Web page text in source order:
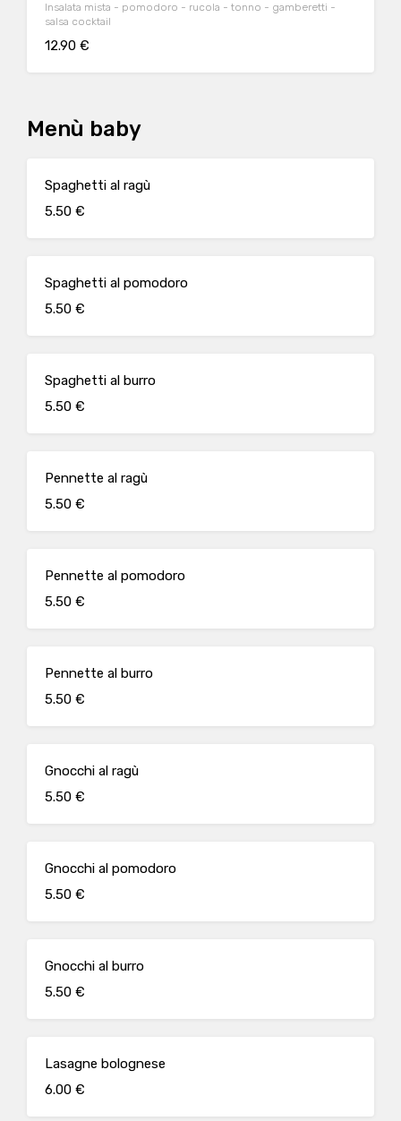
Insalata mista - pomodoro - rucola - tonno - gamberetti -
salsa cocktail
12.90 €
Menù baby
Spaghetti al ragù
5.50 €
Spaghetti al pomodoro
5.50 €
Spaghetti al burro
5.50 €
Pennette al ragù
5.50 €
Pennette al pomodoro
5.50 €
Pennette al burro
5.50 €
Gnocchi al ragù
5.50 €
Gnocchi al pomodoro
5.50 €
Gnocchi al burro
5.50 €
Lasagne bolognese
6.00 €